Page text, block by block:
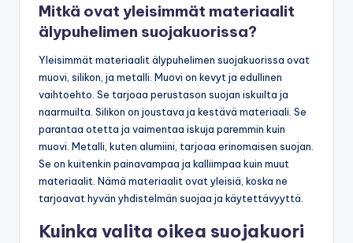
Mitkä ovat yleisimmät materiaalit
älypuhelimen suojakuorissa?
Yleisimmät materiaalit älypuhelimen suojakuorissa ovat
muovi, silikon, ja metalli. Muovi on kevyt ja edullinen
vaihtoehto. Se tarjoaa perustason suojan iskuilta ja
naarmuilta. Silikon on joustava ja kestävä materiaali. Se
parantaa otetta ja vaimentaa iskuja paremmin kuin
muovi. Metalli, kuten alumiini, tarjoaa erinomaisen suojan.
Se on kuitenkin painavampaa ja kalliimpaa kuin muut
materiaalit. Nämä materiaalit ovat yleisiä, koska ne
tarjoavat hyvän yhdistelmän suojaa ja käytettävyyttä.
Kuinka valita oikea suojakuori